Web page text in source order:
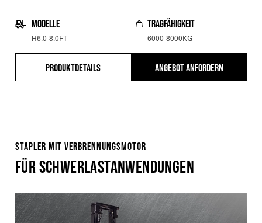
MODELLE
H6.0-8.0FT
TRAGFÄHIGKEIT
6000-8000KG
PRODUKTDETAILS ANGEBOT ANFORDERN
STAPLER MIT VERBRENNUNGSMOTOR
FÜR SCHWERLASTANWENDUNGEN